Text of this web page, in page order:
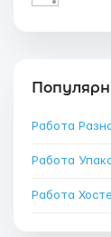
Работа
Работа
Работа